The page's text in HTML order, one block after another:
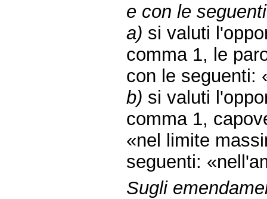
e con le
a) si valuti
comma 1, le
con le seguenti:
b) si valuti
comma 1,
«nel limite
seguenti:
Sugli